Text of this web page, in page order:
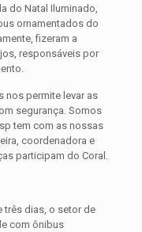
do Natal Iluminado,
ornamentados do
fizeram a
responsáveis por
nos permite levar as
segurança. Somos
tem com as nossas
coordenadora e
participam do Coral.
três dias, o setor de
com ônibus